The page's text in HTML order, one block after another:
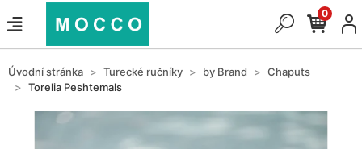
0
Úvodní stránka Turecké ručníky by Brand
Chaputs
Torelia Peshtemals